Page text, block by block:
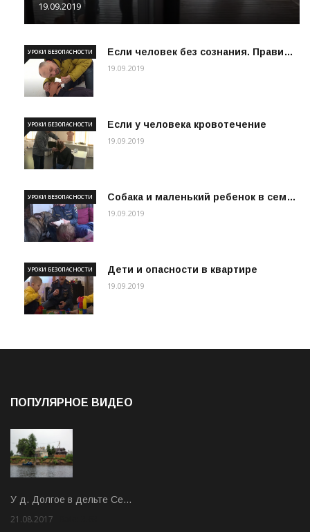
19.09.2019
Если человек без сознания. Прави…
УРОКИ БЕЗОПАСНОСТИ
19.09.2019
Если у человека кровотечение
УРОКИ БЕЗОПАСНОСТИ
19.09.2019
Собака и маленький ребенок в сем…
УРОКИ БЕЗОПАСНОСТИ
19.09.2019
Дети и опасности в квартире
УРОКИ БЕЗОПАСНОСТИ
19.09.2019
ПОПУЛЯРНОЕ ВИДЕО
У д. Долгое в дельте Се…
21.08.2017